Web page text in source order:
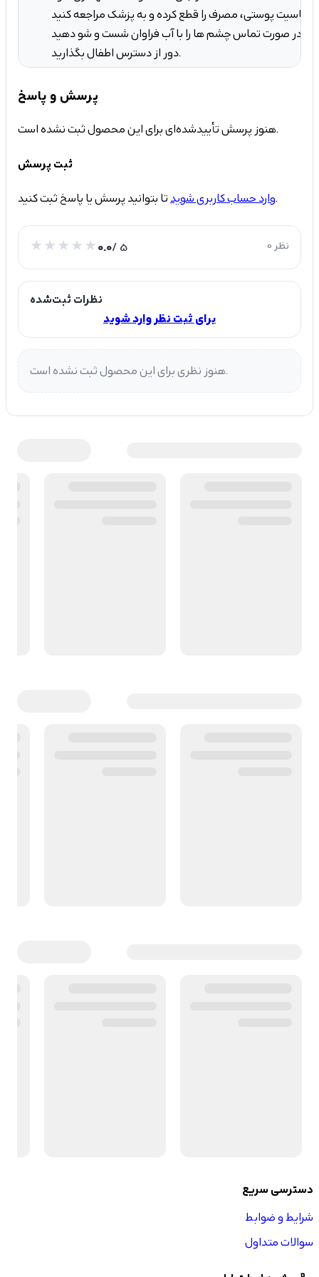
در صورت تماس چشم ها را با آب فراوان شست و شو دهید
دور از دسترس اطفال بگذارید.
پرسش و پاسخ
هنوز پرسش تأییدشده‌ای برای این محصول ثبت نشده است.
ثبت پرسش
وارد حساب کاربری شویدتا بتوانید پرسش یا پاسخ ثبت کنید.
0.0/ 5 0 نظر
نظرات ثبت‌شده
برای ثبت نظر وارد شوید
هنوز نظری برای این محصول ثبت نشده است.
دسترسی سریع
شرایط و ضوابط
سوالات متداول